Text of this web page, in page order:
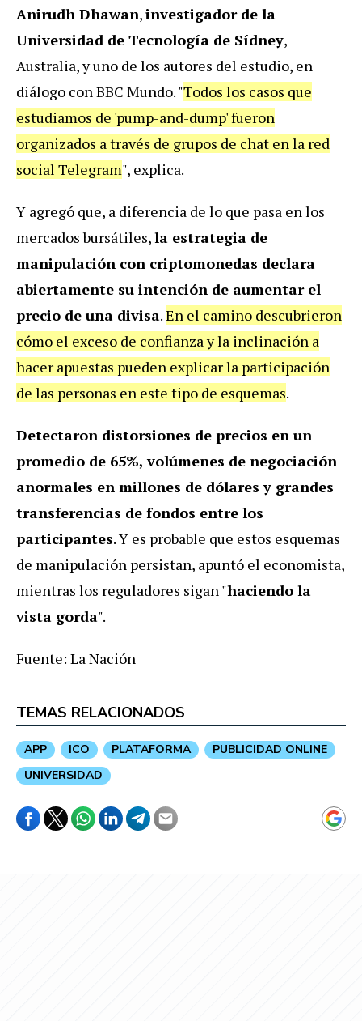
Anirudh Dhawan,investigador de la
Universidad de Tecnología de Sídney,
Australia, y uno de los autores del estudio, en
diálogo con BBC Mundo. "Todos los casos que
estudiamos de 'pump-and-dump' fueron
organizados a través de grupos de chat en la red
social Telegram", explica.
Y agregó que, a diferencia de lo que pasa en los
mercados bursátiles,la estrategia de
manipulación con criptomonedas declara
abiertamente su intención de aumentar el
precio de una divisa.En el camino descubrieron
cómo el exceso de confianza y la inclinación a
hacer apuestas pueden explicar la participación
de las personas en este tipo de esquemas.
Detectaron distorsiones de precios en un
promedio de 65%, volúmenes de negociación
anormales en millones de dólares y grandes
transferencias de fondos entre los
participantes. Y es probable que estos esquemas
de manipulación persistan, apuntó el economista,
mientras los reguladores sigan "haciendo la
vista gorda".
Fuente: La Nación
TEMAS RELACIONADOS
APP ICO PLATAFORMA
PUBLICIDAD ONLINE
UNIVERSIDAD